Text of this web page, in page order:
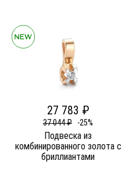
27 783 ₽
37 044 ₽ -25%
Подвеска из
комбинированного золота c
бриллиантами